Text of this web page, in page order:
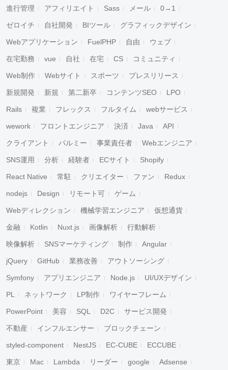
進行管理 アフィリエイト Sass メール 0→1
ゼロイチ 自社開発 BIツール グラフィックデザイン
Webアプリケーション FuelPHP 自由 ウェブ
在宅勤務 vue 自社 在宅 CS コミュニティ
Web制作 Webサイト スポーツ プレスリリース
新規開発 新規 第二新卒 コンテンツSEO LPO
Rails 複業 フレックス フルタイム webサービス
wework フロントエンジニア 決済 Java API
クライアント パルミー 事業責任者 Webエンジニア
SNS運用 分析 経験者 ECサイト Shopify
React Native 常駐 クリエイター ファン Redux
nodejs Design リモート可 ゲーム
Webディレクション 機械学習エンジニア 仮想通貨
金融 Kotlin Nuxt.js 画像解析 行動解析
映像解析 SNSマーケティング 制作 Angular
jQuery GitHub 業務改善 アウトソーシング
Symfony アプリエンジニア Node.js UI/UXデザイン
PL ネットワーク LP制作 ワイヤーフレーム
PowerPoint 美容 SQL D2C サービス開発
不動産 インフルエンサー ブロックチェーン
styled-component NestJS EC-CUBE ECCUBE
東京 Mac Lambda リーダー google Adsense